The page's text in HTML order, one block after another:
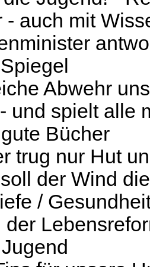
- auch mit
Abwehr
und spielt alle
Bücher
trug nur Hut
der Wind
/
der